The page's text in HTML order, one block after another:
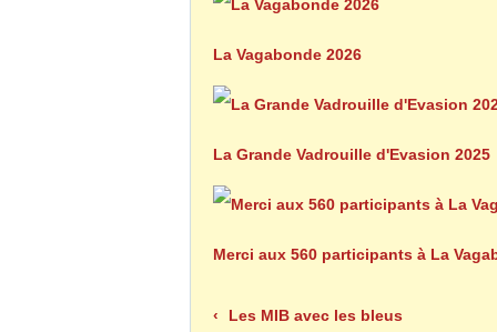
La Vagabonde 2026
La Grande Vadrouille d'Evasion 2025
Merci aux 560 participants à La
Les MIB avec les bleus